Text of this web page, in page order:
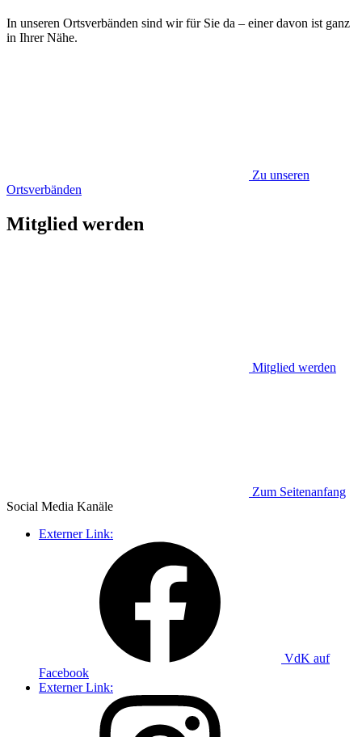
In unseren Ortsverbänden sind wir für Sie da – einer davon ist ganz
in Ihrer Nähe.
Zu unseren
Ortsverbänden
Mitglied werden
Mitglied werden
Zum Seitenanfang
Social Media Kanäle
Externer Link:
VdK auf
Facebook
Externer Link: